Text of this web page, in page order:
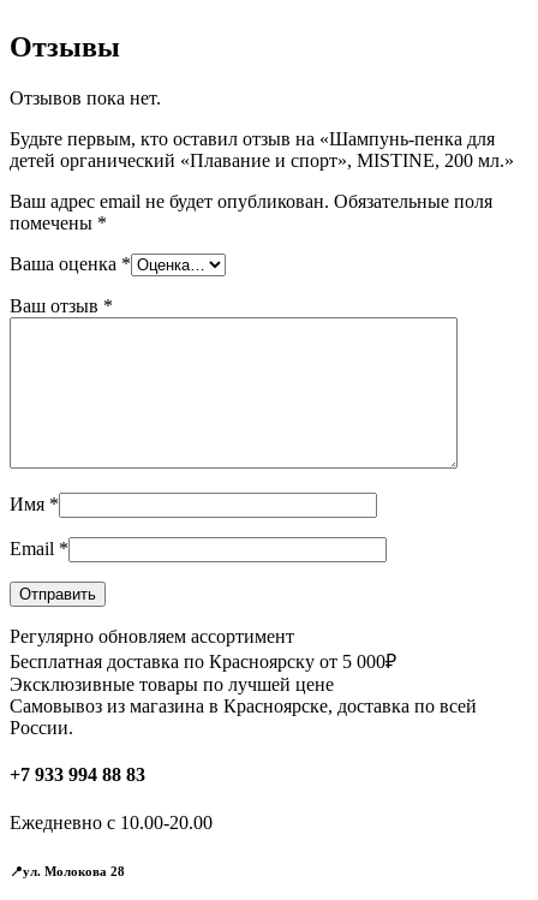
Отзывы
Отзывов пока нет.
Будьте первым, кто оставил отзыв на «Шампунь-пенка для
детей органический «Плавание и спорт», MISTINE, 200 мл.»
Ваш адрес email не будет опубликован. Обязательные поля
помечены *
Ваша оценка *
Ваш отзыв *
Имя *
Email *
Регулярно обновляем ассортимент
Бесплатная доставка по Красноярску от 5 000₽
Эксклюзивные товары по лучшей цене
Самовывоз из магазина в Красноярске, доставка по всей
России.
+7 933 994 88 83
Ежедневно с 10.00-20.00
📍ул. Молокова 28